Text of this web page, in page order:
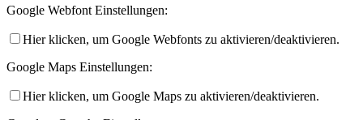
Google Webfont Einstellungen:
Hier klicken, um Google Webfonts zu aktivieren/deaktivieren.
Google Maps Einstellungen:
Hier klicken, um Google Maps zu aktivieren/deaktivieren.